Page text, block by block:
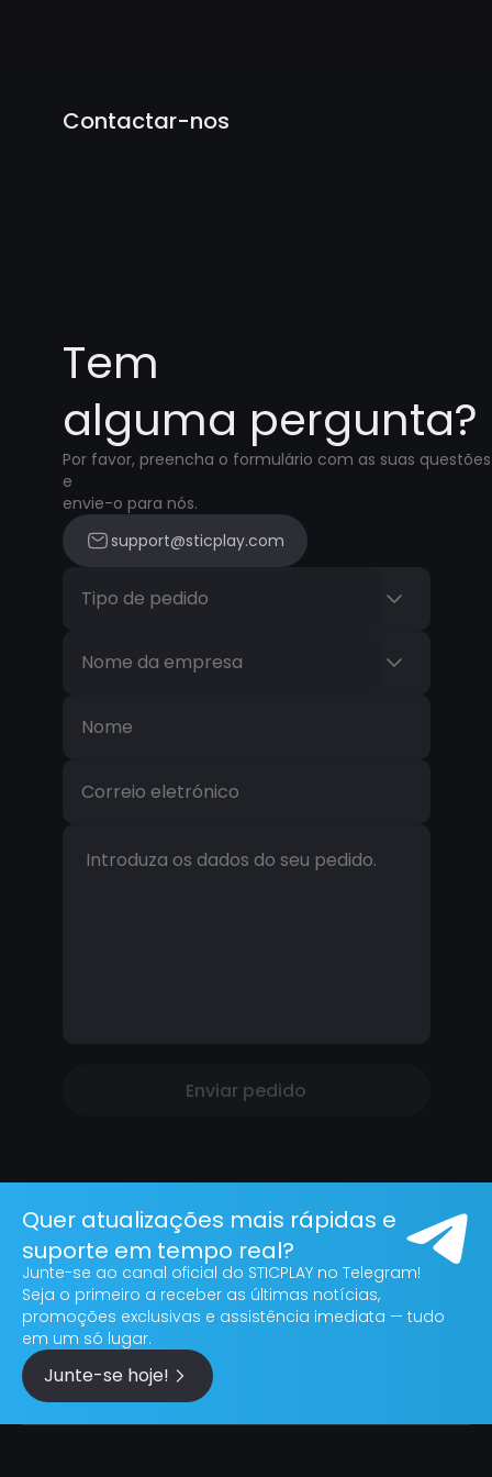
Contactar-nos
Tem
alguma pergunta?
Por favor, preencha o formulário com as suas questões
e
envie-o para nós.
support@sticplay.com
Tipo de pedido
Nome da empresa
Nome
Correio eletrónico
Enviar pedido
Quer atualizações mais rápidas e
suporte em tempo real?
Junte-se ao canal oficial do STICPLAY no Telegram!
Seja o primeiro a receber as últimas notícias,
promoções exclusivas e assistência imediata — tudo
em um só lugar.
Junte-se hoje!